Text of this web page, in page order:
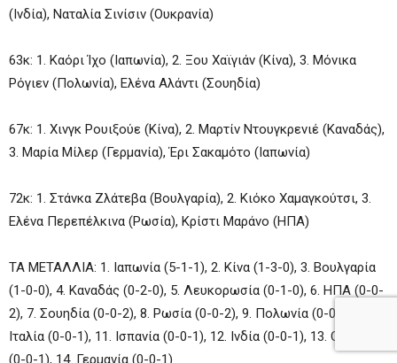
(Ινδία), Ναταλία Σινίσιν (Ουκρανία)
63κ: 1. Καόρι Ίχο (Ιαπωνία), 2. Ξου Χαϊγιάν (Κίνα), 3. Μόνικα
Ρόγιεν (Πολωνία), Ελένα Αλάντι (Σουηδία)
67κ: 1. Χινγκ Ρουιξούε (Κίνα), 2. Μαρτίν Ντουγκρενιέ (Καναδάς),
3. Μαρία Μίλερ (Γερμανία), Έρι Σακαμότο (Ιαπωνία)
72κ: 1. Στάνκα Ζλάτεβα (Βουλγαρία), 2. Κιόκο Χαμαγκούτσι, 3.
Ελένα Περεπέλκινα (Ρωσία), Κρίστι Μαράνο (ΗΠΑ)
ΤΑ ΜΕΤΑΛΛΙΑ: 1. Ιαπωνία (5-1-1), 2. Κίνα (1-3-0), 3. Βουλγαρία
(1-0-0), 4. Καναδάς (0-2-0), 5. Λευκορωσία (0-1-0), 6. ΗΠΑ (0-0-
2), 7. Σουηδία (0-0-2), 8. Ρωσία (0-0-2), 9. Πολωνία (0-0-2), 10.
Ιταλία (0-0-1), 11. Ισπανία (0-0-1), 12. Ινδία (0-0-1), 13. Ουκρανία
(0-0-1), 14. Γερμανία (0-0-1)